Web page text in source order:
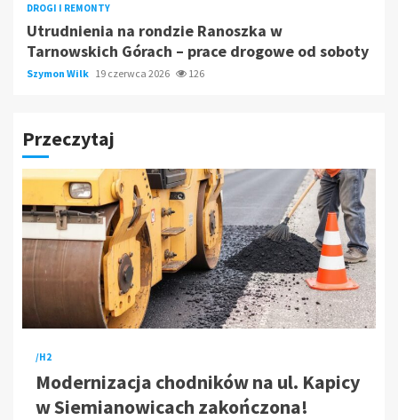
DROGI I REMONTY
Utrudnienia na rondzie Ranoszka w
Tarnowskich Górach – prace drogowe od soboty
Szymon Wilk 19 czerwca 2026 126
Przeczytaj
/H2
Modernizacja chodników na ul. Kapicy
w Siemianowicach zakończona!